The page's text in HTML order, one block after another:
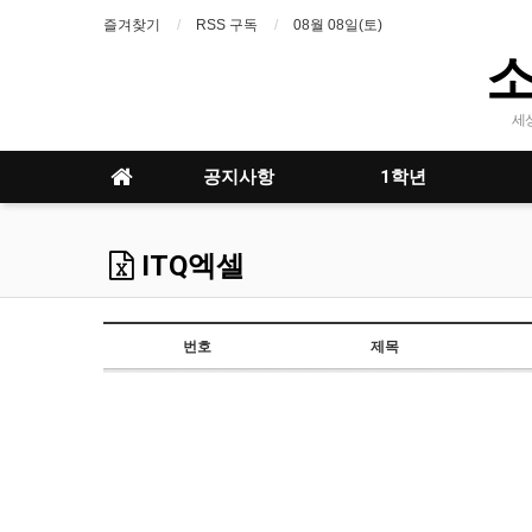
즐겨찾기 RSS 구독 08월 08일(토)
세
공지사항 1학년
ITQ엑셀
번호 제목